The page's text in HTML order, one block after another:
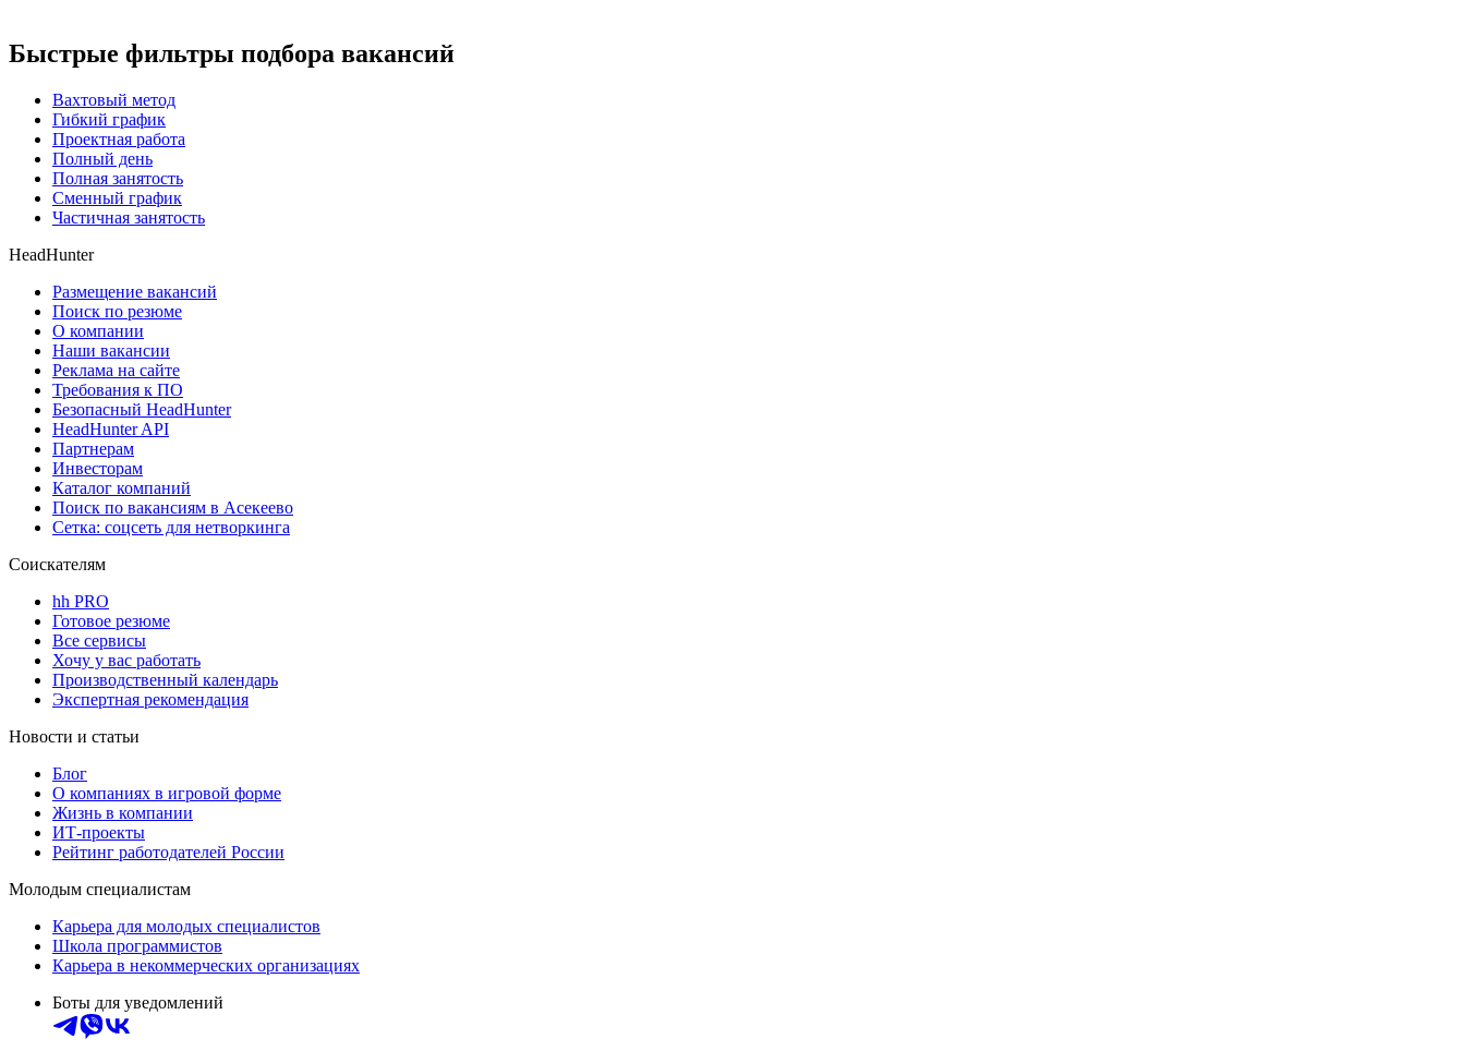
Быстрые фильтры подбора вакансий
Вахтовый метод
Гибкий график
Проектная работа
Полный день
Полная занятость
Сменный график
Частичная занятость
HeadHunter
Размещение вакансий
Поиск по резюме
О компании
Наши вакансии
Реклама на сайте
Требования к ПО
Безопасный HeadHunter
HeadHunter API
Партнерам
Инвесторам
Каталог компаний
Поиск по вакансиям в Асекеево
Сетка: соцсеть для нетворкинга
Соискателям
hh PRO
Готовое резюме
Все сервисы
Хочу у вас работать
Производственный календарь
Экспертная рекомендация
Новости и статьи
Блог
О компаниях в игровой форме
Жизнь в компании
ИТ-проекты
Рейтинг работодателей России
Молодым специалистам
Карьера для молодых специалистов
Школа программистов
Карьера в некоммерческих организациях
Боты для уведомлений